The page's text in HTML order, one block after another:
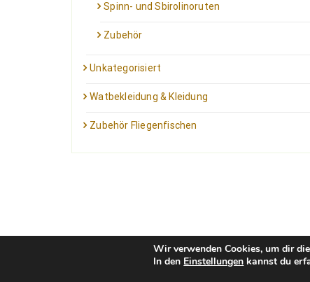
Spinn- und Sbirolinoruten
Zubehör
Unkategorisiert
Watbekleidung & Kleidung
Zubehör Fliegenfischen
Kontakt: info@outfortrout.de
Wir verwenden Cookies, um dir
In den Einstellungen kannst du